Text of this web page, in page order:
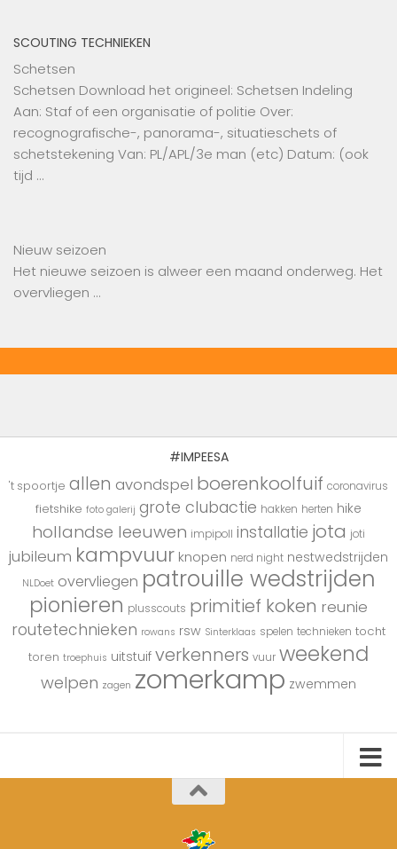
SCOUTING TECHNIEKEN
Schetsen
Schetsen Download het origineel: Schetsen Indeling
Aan: Staf of een organisatie of politie Over:
recognografische-, panorama-, situatieschets of
schetstekening Van: PL/APL/3e man (etc) Datum: (ook
tijd …
Nieuw seizoen
Het nieuwe seizoen is alweer een maand onderweg. Het
overvliegen …
#IMPEESA
't spoortje allen avondspel boerenkoolfuif coronavirus
fietshike foto galerij grote clubactie hakken herten hike
hollandse leeuwen impipoll installatie jota joti
jubileum kampvuur knopen nerd night nestwedstrijden
NLDoet overvliegen patrouille wedstrijden
pionieren plusscouts primitief koken reunie
routetechnieken rowans rsw Sinterklaas spelen technieken tocht
toren troephuis uitstuif verkenners vuur weekend
welpen zagen zomerkamp zwemmen